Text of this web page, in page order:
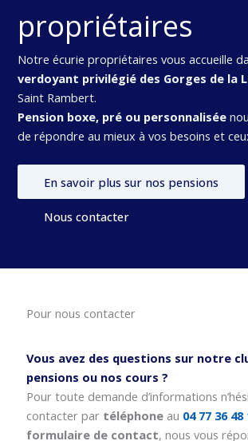
propriétaires
Notre écurie propriétaires vous accueille
verdoyant privilégié des Gorges de la
Saint Rambert.
Pension boxe, pré ou personnalisée
de répondre au mieux à vos besoins et
En savoir plus sur nos pensions
Nous contacter
Pour nous contacter
Vous avez des questions sur notre
pensions ou nos cours ?
Pour toute demande d’informations
contacter par téléphoneau 04 77 36 48
formulaire de contact, nous vous